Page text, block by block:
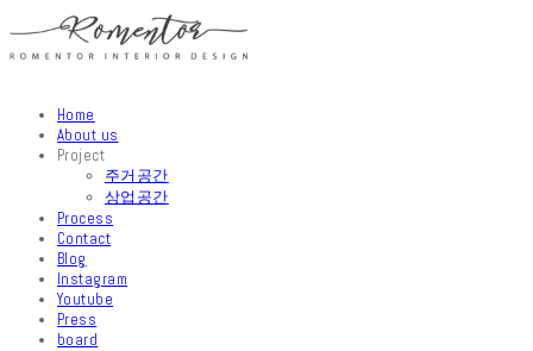
Home
About us
Project
주거공간
상업공간
Process
Contact
Blog
Instagram
Youtube
Press
board